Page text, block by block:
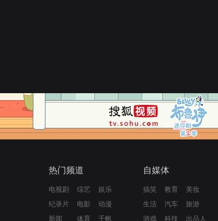
热门频道
电视剧 综艺
娱乐
纪录片
电影
动漫
新闻
体育 千帆
自媒体
搞笑 教育
美妆
生活
汽车
旅游
游戏
科技 出品人